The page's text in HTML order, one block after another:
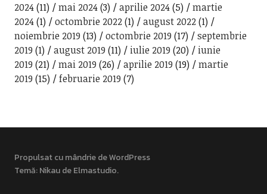
2024(11) mai 2024(3) aprilie 2024(5)
martie
2024(1) octombrie 2022(1) august 2022(1)
noiembrie 2019 (13) octombrie 2019 (17)
septembrie
2019 (1) august 2019 (11) iulie 2019 (20)
iunie
2019 (21) mai 2019 (26) aprilie 2019 (19)
martie
2019 (15) februarie 2019 (7)
Propulsat cu mândrie de WordPress
Temă: Nikau deElmastudio.